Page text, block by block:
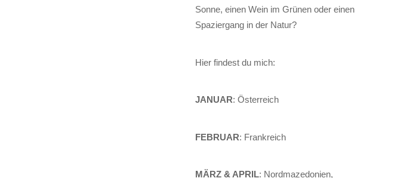
Sonne, einen Wein im Grünen oder einen
Spaziergang in der Natur?
Hier findest du mich:
JANUAR: Österreich
FEBRUAR: Frankreich
MÄRZ & APRIL: Nordmazedonien,